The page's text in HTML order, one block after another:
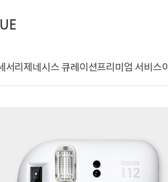
서리제네시스 큐레이션프리미엄 서비스